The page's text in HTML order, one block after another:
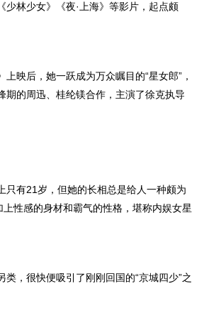
少林少女》《夜·上海》等影片，起点颇
上映后，她一跃成为万众瞩目的“星女郎”，
期的周迅、桂纶镁合作，主演了徐克执导
只有21岁，但她的长相总是给人一种颇为
上性感的身材和霸气的性格，堪称内娱女星
类，很快便吸引了刚刚回国的“京城四少”之